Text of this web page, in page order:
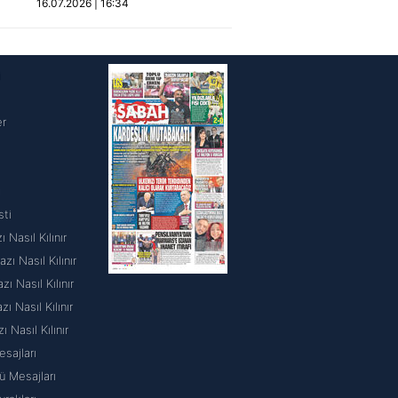
16.07.2026 | 16:34
Nasıl Kılınır
Nasıl Kılınır
Nasıl Kılınır
Nasıl Kılınır
Nasıl Kılınır
Mesajları